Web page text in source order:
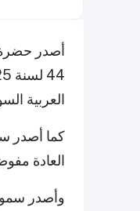
أصدر حضرة
العربية
العادة